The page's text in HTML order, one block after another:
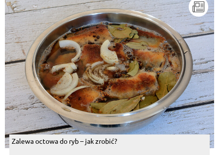
Zalewa octowa do ryb – jak zrobić?